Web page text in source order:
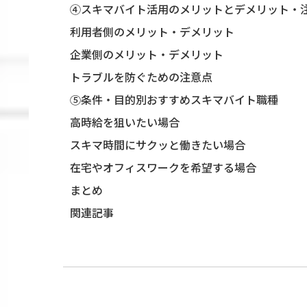
④スキマバイト活用のメリットとデメリット・
利用者側のメリット・デメリット
企業側のメリット・デメリット
トラブルを防ぐための注意点
⑤条件・目的別おすすめスキマバイト職種
高時給を狙いたい場合
スキマ時間にサクッと働きたい場合
在宅やオフィスワークを希望する場合
まとめ
関連記事